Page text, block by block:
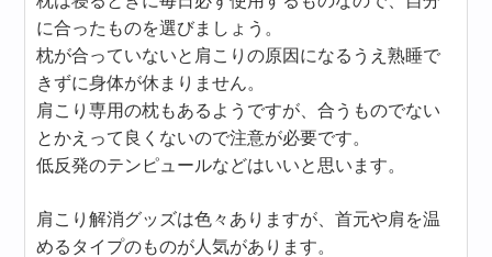
に合ったものを選びましょう。
枕が合っていないと肩こりの原因になるうえ熟睡で
きずに身体が休まりません。
肩こり専用の枕もあるようですが、合うものでない
とかえって良くないので注意が必要です。
低反発のテンピュールなどはいいと思います。
肩こり解消グッズは色々ありますが、首元や肩を温
めるタイプのものが人気があります。